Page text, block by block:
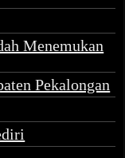
Menemukan
Pekalongan